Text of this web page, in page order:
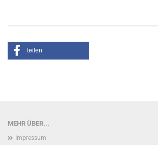
teilen
MEHR ÜBER...
Impressum